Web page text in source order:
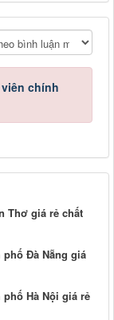
chính
Thơ giá rẻ chất
phố Đà Nẵng giá
Hà Nội giá rẻ